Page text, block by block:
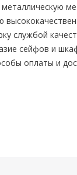
службой
сейфов и
оплаты и